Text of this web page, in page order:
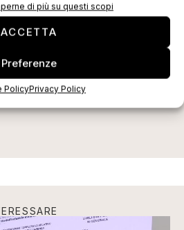
di più su questi scopi
ACCETTA
Preferenze
PolicyPrivacy Policy
NEWSLETTER